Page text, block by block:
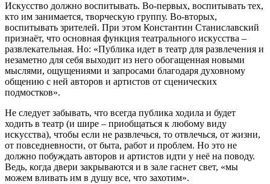
Искусство должно воспитывать. Во-первых, воспитывать тех,
кто им занимается, творческую группу. Во-вторых,
воспитывать зрителей. При этом Константин Станиславский
признаёт, что основная функция театрального искусства –
развлекательная. Но: «Публика идет в театр для развлечения и
незаметно для себя выходит из него обогащенная новыми
мыслями, ощущениями и запросами благодаря духовному
общению с ней авторов и артистов от сценических
подмостков».
Не следует забывать, что всегда публика ходила и будет
ходить в театр (и шире – приобщаться к любому виду
искусства), чтобы если не развлечься, то отвлечься, от жизни,
от повседневности, от быта, работ и проблем. Но это не
должно побуждать авторов и артистов идти у неё на поводу.
Ведь, когда двери закрываются и в зале гаснет свет, «мы
можем вливать им в душу все, что захотим».